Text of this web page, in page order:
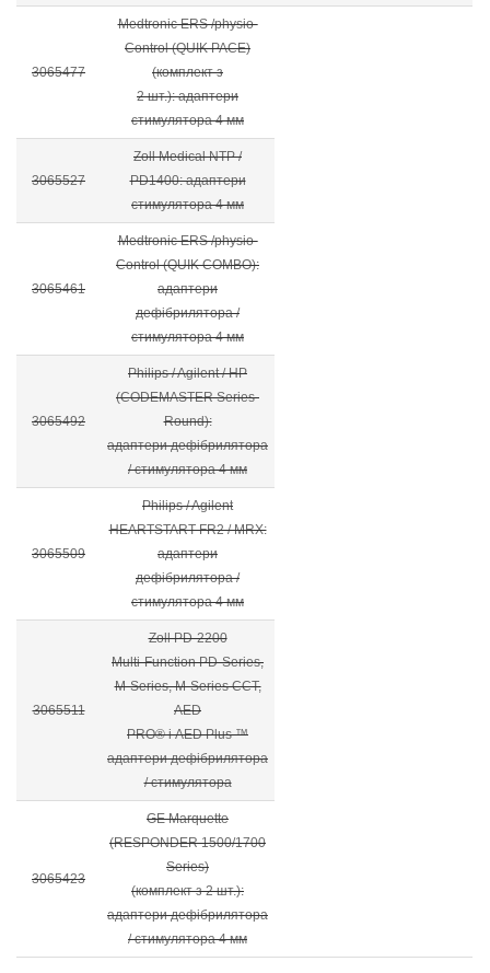
3065477
Medtronic ERS /physio-
Control (QUIK PACE)
(комплект з
2 шт.): адаптери
стимулятора 4 мм
3065527
Zoll Medical NTP /
PD1400: адаптери
стимулятора 4 мм
3065461
Medtronic ERS /physio-
Control (QUIK COMBO):
адаптери
дефібрилятора /
стимулятора 4 мм
3065492
Philips / Agilent / HP
(CODEMASTER Series-
Round):
адаптери дефібрилятора
/ стимулятора 4 мм
3065509
Philips / Agilent
HEARTSTART FR2 / MRX:
адаптери
дефібрилятора /
стимулятора 4 мм
3065511
Zoll PD-2200
Multi-Function PD-Series,
M-Series, M-Series CCT,
AED
PRO® і AED Plus ™
адаптери дефібрилятора
/ стимулятора
3065423
GE Marquette
(RESPONDER 1500/1700
Series)
(комплект з 2 шт.):
адаптери дефібрилятора
/ стимулятора 4 мм